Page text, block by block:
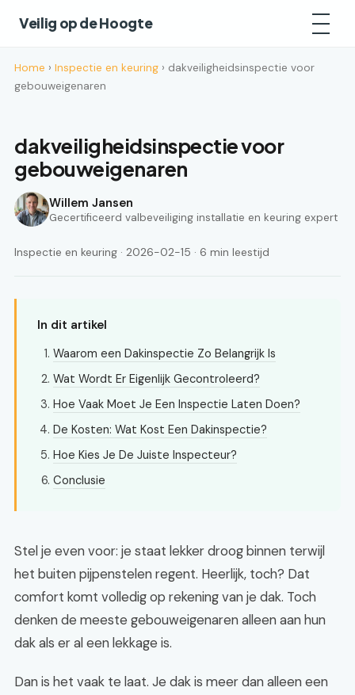
Veilig op de Hoogte
Home › Inspectie en keuring › dakveiligheidsinspectie voor
gebouweigenaren
dakveiligheidsinspectie voor
gebouweigenaren
Willem Jansen
Gecertificeerd valbeveiliging installatie en keuring expert
Inspectie en keuring · 2026-02-15 · 6 min leestijd
In dit artikel
Waarom een Dakinspectie Zo Belangrijk Is
Wat Wordt Er Eigenlijk Gecontroleerd?
Hoe Vaak Moet Je Een Inspectie Laten Doen?
De Kosten: Wat Kost Een Dakinspectie?
Hoe Kies Je De Juiste Inspecteur?
Conclusie
Stel je even voor: je staat lekker droog binnen terwijl
het buiten pijpenstelen regent. Heerlijk, toch? Dat
comfort komt volledig op rekening van je dak. Toch
denken de meeste gebouweigenaren alleen aan hun
dak als er al een lekkage is.
Dan is het vaak te laat. Je dak is meer dan alleen een